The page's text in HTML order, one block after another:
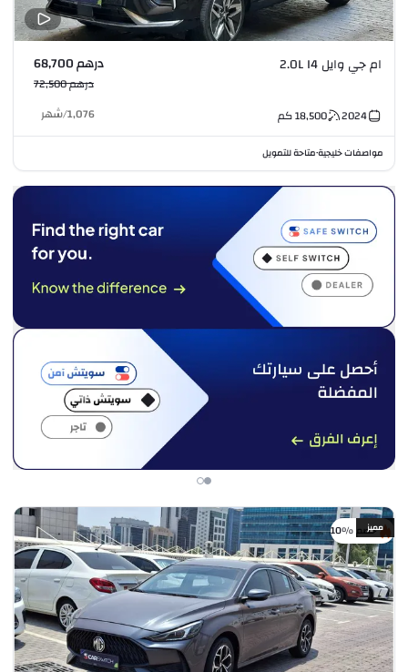
ام جي وايل 2.0L I4 درهم 68,700
درهم 72,500
2024
18,500كم 1,076
/شهر
مواصفات خليجية•متاحة للتمويل
خصم %10مميز